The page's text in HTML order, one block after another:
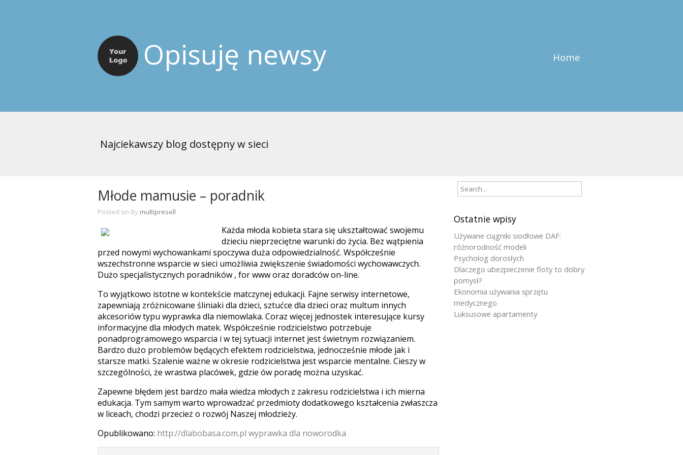
Opisuję newsy Home
Najciekawszy blog dostępny w sieci
Młode mamusie – poradnik
Posted on By multipresell
Każda młoda kobieta stara się ukształtować swojemu
dzieciu nieprzeciętne warunki do życia. Bez wątpienia
przed nowymi wychowankami spoczywa duża odpowiedzialność. Współcześnie
wszechstronne wsparcie w sieci umożliwia zwiększenie świadomości wychowawczych.
Dużo specjalistycznych poradników , for www oraz doradców on-line.
To wyjątkowo istotne w kontekście matczynej edukacji. Fajne serwisy internetowe,
zapewniają zróżnicowane śliniaki dla dzieci, sztućce dla dzieci oraz multum innych
akcesoriów typu wyprawka dla niemowlaka. Coraz więcej jednostek interesujące kursy
informacyjne dla młodych matek. Współcześnie rodzicielstwo potrzebuje
ponadprogramowego wsparcia i w tej sytuacji internet jest świetnym rozwiązaniem.
Bardzo dużo problemów będących efektem rodzicielstwa, jednocześnie młode jak i
starsze matki. Szalenie ważne w okresie rodzicielstwa jest wsparcie mentalne. Cieszy w
szczególności, że wrastwa placówek, gdzie ów poradę można uzyskać.
Zapewne błędem jest bardzo mała wiedza młodych z zakresu rodzicielstwa i ich mierna
edukacja. Tym samym warto wprowadzać przedmioty dodatkowego kształcenia zwłaszcza
w liceach, chodzi przecież o rozwój Naszej młodzieży.
Opublikowano: http://dlabobasa.com.pl wyprawka dla noworodka
Ostatnie wpisy
Używane ciągniki siodłowe DAF:
różnorodność modeli
Psycholog dorosłych
Dlaczego ubezpieczenie floty to dobry
pomysł?
Ekonomia używania sprzętu
medycznego
Luksusowe apartamenty